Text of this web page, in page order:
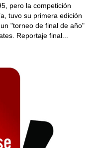
pero la competición
tuvo su primera edición
"torneo de final de año"
Reportaje final...